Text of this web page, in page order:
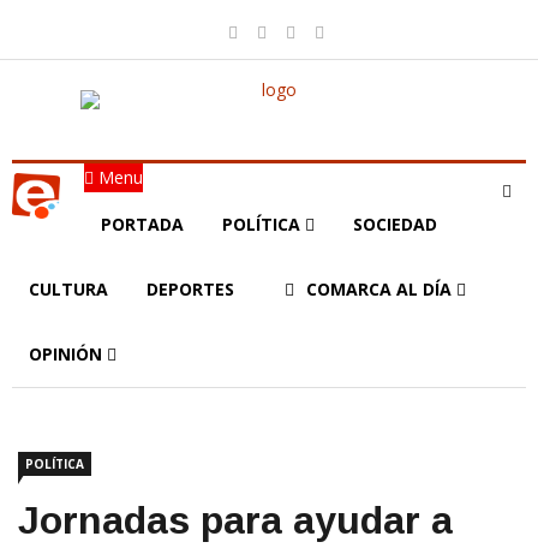
Menu
PORTADA POLÍTICA SOCIEDAD
CULTURA DEPORTES COMARCA AL DÍA
OPINIÓN
POLÍTICA
Jornadas para ayudar a